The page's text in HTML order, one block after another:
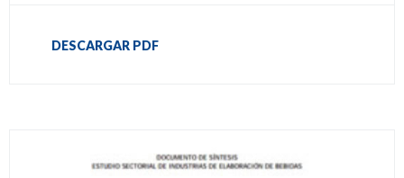
DESCARGAR PDF